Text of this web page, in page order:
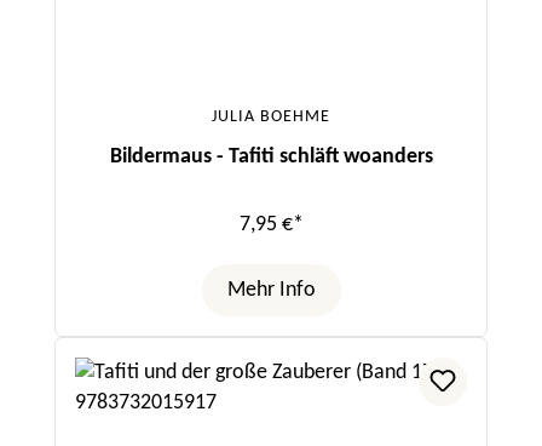
JULIA BOEHME
Bildermaus - Tafiti schläft woanders
7,95 €*
Mehr Info